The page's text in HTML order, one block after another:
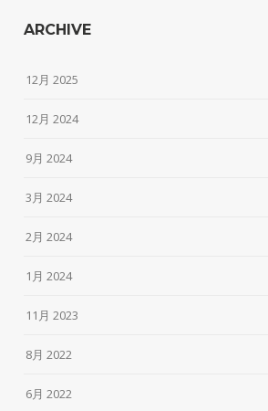
ARCHIVE
12月 2025
12月 2024
9月 2024
3月 2024
2月 2024
1月 2024
11月 2023
8月 2022
6月 2022